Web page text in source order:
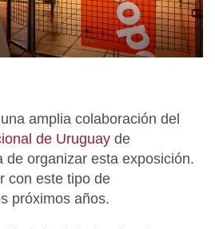
amplia colaboración del
de Uruguay de
de organizar esta exposición.
con este tipo de
próximos años.